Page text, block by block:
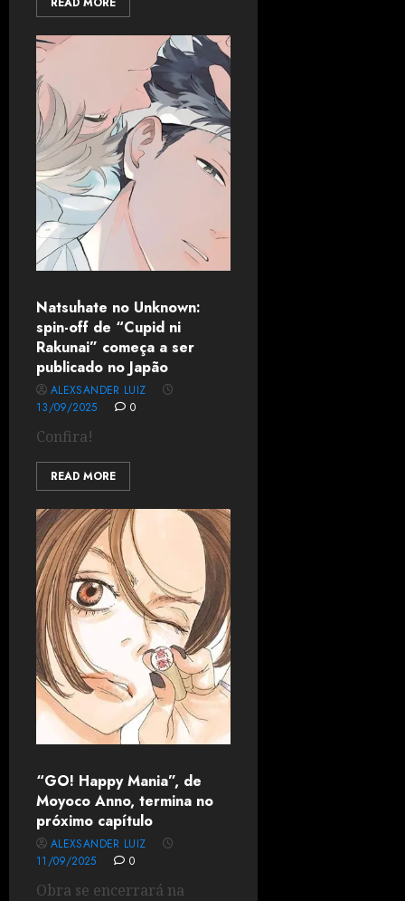
Natsuhate no Unknown:
spin-off de “Cupid ni
Rakunai” começa a ser
publicado no Japão
ALEXSANDER LUIZ
13/09/2025
0
Confira!
READ MORE
“GO! Happy Mania”, de
Moyoco Anno, termina no
próximo capítulo
ALEXSANDER LUIZ
11/09/2025
0
Obra se encerrará na